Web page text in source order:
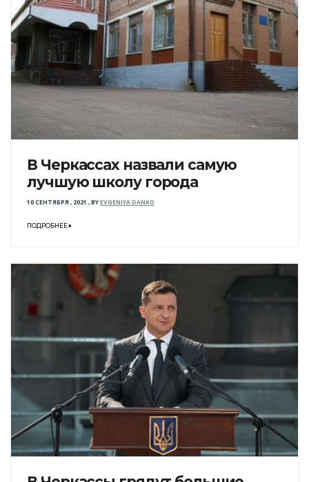
В Черкассах назвали самую
лучшую школу города
10 СЕНТЯБРЯ , 2021 ,BYEVGENIYA DANKO
ПОДРОБНЕЕ